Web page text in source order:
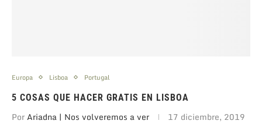
Europa Lisboa Portugal
5 COSAS QUE HACER GRATIS EN LISBOA
PorAriadna | Nos volveremos a ver 17 diciembre, 2019